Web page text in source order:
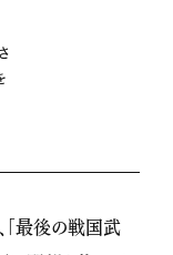
「最後の戦国武